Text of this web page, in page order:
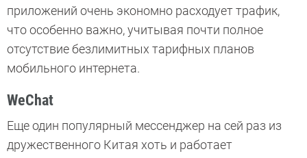
приложений очень экономно расходует трафик,
что особенно важно, учитывая почти полное
отсутствие безлимитных тарифных планов
мобильного интернета.
WeChat
Еще один популярный мессенджер на сей раз из
дружественного Китая хоть и работает